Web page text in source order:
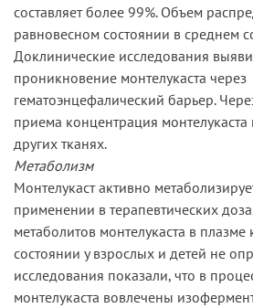
составляет более 99%. Объем
равновесном состоянии в среднем
Доклинические исследования
проникновение монтелукаста через
гематоэнцефалический барьер.
приема концентрация
других тканях.
Метаболизм
Монтелукаст активно
применении в терапевтических
метаболитов монтелукаста в
состоянии у взрослых и детей не
исследования показали, что в
монтелукаста вовлечены